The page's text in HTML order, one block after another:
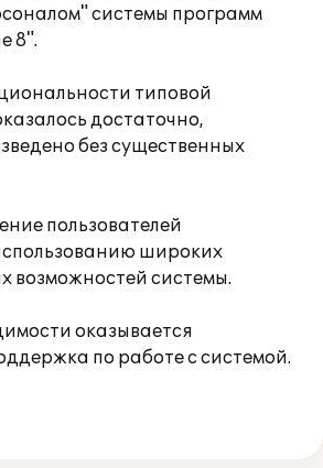
системы программ
8".
типовой
достаточно,
без существенных
пользователей
широких
возможностей системы.
оказывается
по работе с системой.